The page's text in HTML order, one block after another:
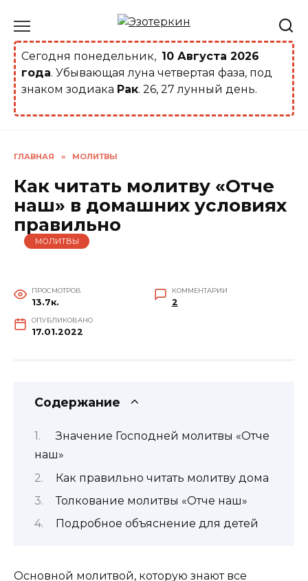
содержанию
Сегодня понедельник, 10 Августа 2026
года. Убывающая луна четвертая фаза, под
знаком зодиака Рак. 26, 27 лунный день.
ГЛАВНАЯ » МОЛИТВЫ
Как читать молитву «Отче
наш» в домашних условиях
правильно
МОЛИТВЫ
ПРОСМОТРОВ
13.7к.
КОММЕНТАРИИ
2
ОПУБЛИКОВАНО
17.01.2022
Содержание
Значение Господней молитвы «Отче
наш»
Как правильно читать молитву дома
Толкование молитвы «Отче наш»
Подробное объяснение для детей
Основной молитвой, которую знают все